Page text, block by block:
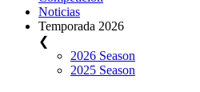
Noticias
Temporada 2026
❮
2026 Season
2025 Season